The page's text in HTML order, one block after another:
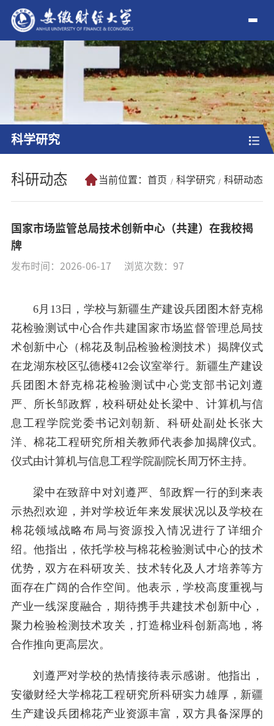
科学研究
科研动态 当前位置： 首页 科学研究 科研动态
国家市场监管总局技术创新中心（共建）在我校揭
牌
发布时间：2026-06-17 浏览次数： 97
6月13日，学校与新疆生产建设兵团图木舒克棉
花检验测试中心合作共建国家市场监督管理总局技
术创新中心（棉花及制品检验检测技术）揭牌仪式
在龙湖东校区弘德楼412会议室举行。新疆生产建设
兵团图木舒克棉花检验测试中心党支部书记刘遵
严、所长邹政辉，校科研处处长梁中、计算机与信
息工程学院党委书记刘朝新、科研处副处长张大
洋、棉花工程研究所相关教师代表参加揭牌仪式。
仪式由计算机与信息工程学院副院长周万怀主持。
梁中在致辞中对刘遵严、邹政辉一行的到来表
示热烈欢迎，并对学校近年来发展状况以及学校在
棉花领域战略布局与资源投入情况进行了详细介
绍。他指出，依托学校与棉花检验测试中心的技术
优势，双方在科研攻关、技术转化及人才培养等方
面存在广阔的合作空间。他表示，学校高度重视与
产业一线深度融合，期待携手共建技术创新中心，
聚力检验检测技术攻关，打造棉业科创新高地，将
合作推向更高层次。
刘遵严对学校的热情接待表示感谢。他指出，
安徽财经大学棉花工程研究所科研实力雄厚，新疆
生产建设兵团棉花产业资源丰富，双方具备深厚的